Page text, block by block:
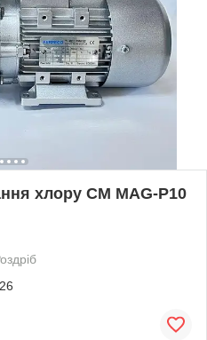
хлору CM MAG-P10